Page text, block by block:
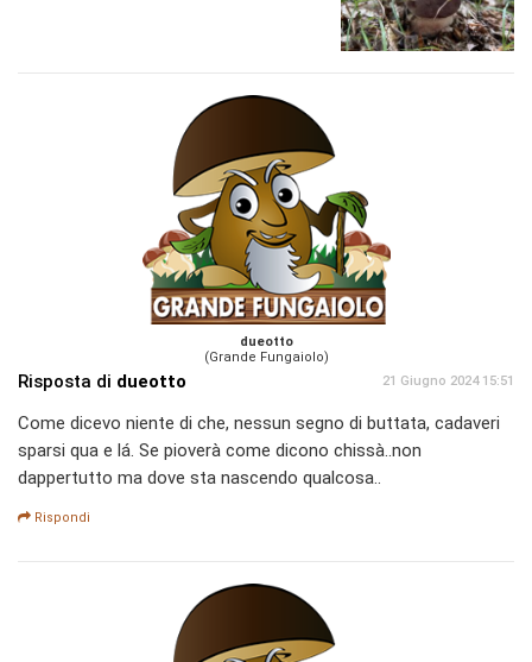
dueotto
(Grande Fungaiolo)
Risposta di dueotto 21 Giugno 2024 15:51
Come dicevo niente di che, nessun segno di buttata, cadaveri
sparsi qua e lá. Se pioverà come dicono chissà..non
dappertutto ma dove sta nascendo qualcosa..
Rispondi